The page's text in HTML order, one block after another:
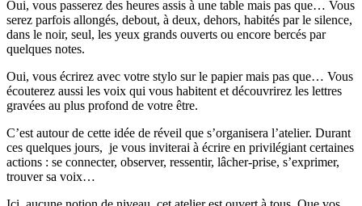
Oui, vous passerez des heures assis à une table mais pas que… Vous
serez parfois allongés, debout, à deux, dehors, habités par le silence,
dans le noir, seul, les yeux grands ouverts ou encore bercés par
quelques notes.
Oui, vous écrirez avec votre stylo sur le papier mais pas que… Vous
écouterez aussi les voix qui vous habitent et découvrirez les lettres
gravées au plus profond de votre être.
C’est autour de cette idée de réveil que s’organisera l’atelier. Durant
ces quelques jours, je vous inviterai à écrire en privilégiant certaines
actions : se connecter, observer, ressentir, lâcher-prise, s’exprimer,
trouver sa voix…